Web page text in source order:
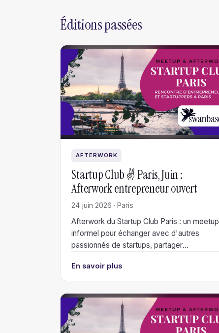
Éditions passées
AFTERWORK
Startup Club ✌️ Paris, Juin :
Afterwork entrepreneur ouvert
24 juin 2026 · Paris
Afterwork du Startup Club Paris : un meetup
informel pour échanger avec d'autres
passionnés de startups, partager
d'un verre. Pas de talk, pas de pitch, pas
d'agenda.
En savoir plus